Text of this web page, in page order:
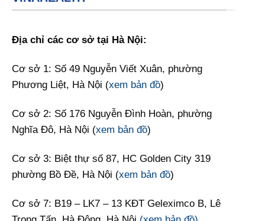
Địa chỉ các cơ sở tại Hà Nội:
Cơ sở 1: Số 49 Nguyễn Viết Xuân, phường
Phương Liệt, Hà Nội (xem bản đồ)
Cơ sở 2: Số 176 Nguyễn Đình Hoàn, phường
Nghĩa Đô, Hà Nội (xem bản đồ)
Cơ sở 3: Biệt thự số 87, HC Golden City 319
phường Bồ Đề, Hà Nội (xem bản đồ)
Cơ sở 7: B19 – LK7 – 13 KĐT Geleximco B, Lê